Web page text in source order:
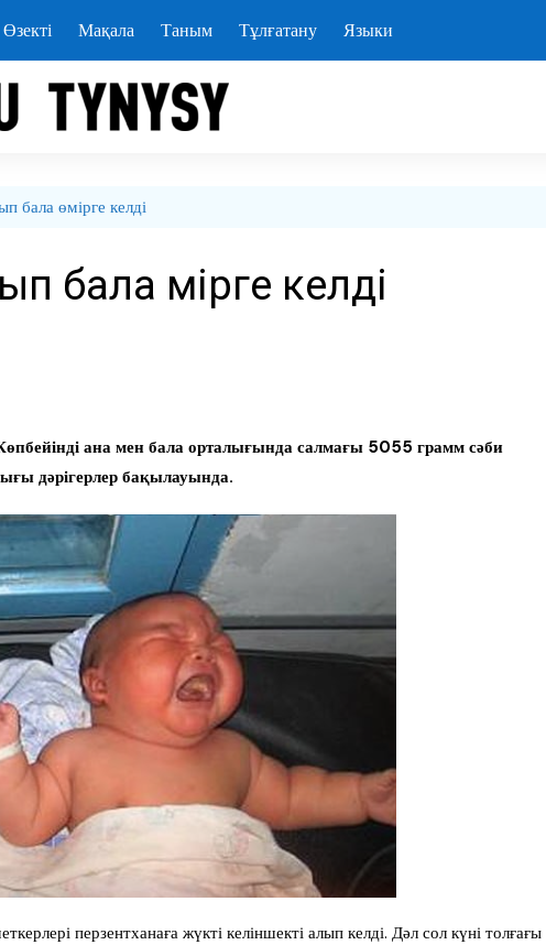
Өзекті Мақала Таным Тұлғатану Языки
бала өмірге келді
бала өмірге келді
ана мен бала орталығында салмағы 5055 грамм сәби
дәрігерлер бақылауында.
перзентханаға жүкті келіншекті алып келді. Дәл сол күні толғағы